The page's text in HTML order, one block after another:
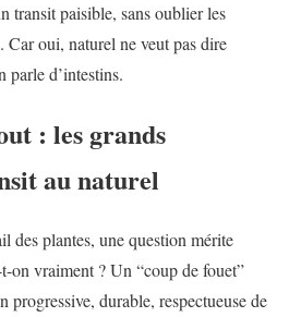
transit paisible, sans oublier les
Car oui, naturel ne veut pas dire
parle d’intestins.
: les grands
au naturel
des plantes, une question mérite
on vraiment ? Un “coup de fouet”
progressive, durable, respectueuse de